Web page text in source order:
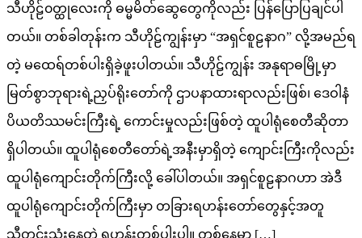
သီဟိုဠ်၀တ္ထုလေးကို ဓမ္မမိတ်ဆွေတွေကိုလည်း ပြန်ပြောပြချင်ပါ
တယ်။ တစ်ခါတုန်းက သီဟိုဠ်ကျွန်းမှာ “အရှင်စူဠနာဂ” လို့အမည်ရ
တဲ့ မထေရ်တစ်ပါးရှိခဲ့ဖူးပါတယ်။ သီဟိုဠ်ကျွန်း အနုရာဓမြို့မှာ
မြတ်စွာဘုရားရဲ့ညှပ်ရိုးတော်ကို ဌာပနာထားရာလည်းဖြစ်၊ ဒေဝါနံ
ပိယတိဿမင်းကြီးရဲ့ ကောင်းမှုလည်းဖြစ်တဲ့ ထူပါရုံစေတီဆိုတာ
ရှိပါတယ်။ ထူပါရုံစေတီတော်ရဲ့အနီးမှာရှိတဲ့ ကျောင်းကြီးကိုလည်း
ထူပါရုံကျောင်းတိုက်ကြီးလို့ ခေါ်ပါတယ်။ အရှင်စူဠနာဂဟာ အဲဒီ
ထူပါရုံကျောင်းတိုက်ကြီးမှာ တခြားရဟန်းတော်တွေနှင့်အတူ
သီတင်းသုံးနေတဲ့ ရဟန်းတစ်ပါးပါ။ တစ်နေ့မှာ […]